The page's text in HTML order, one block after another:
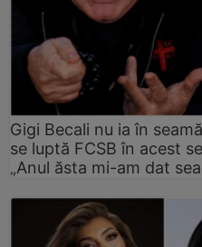
Gigi Becali nu ia în
se luptă FCSB în acest
„Anul ăsta mi-am dat